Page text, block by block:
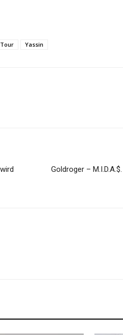
Tour Yassin
Goldroger –